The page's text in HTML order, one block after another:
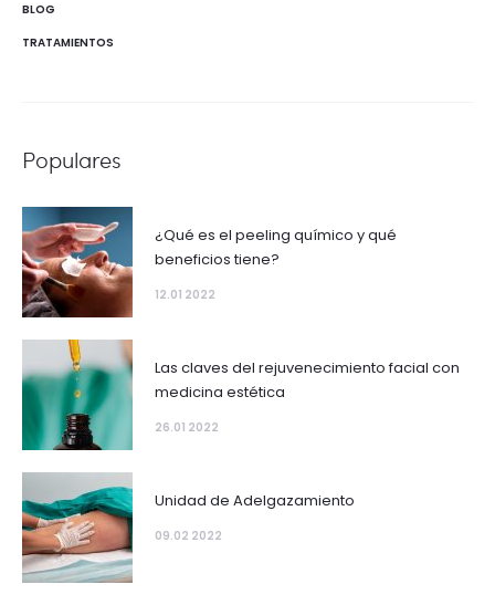
BLOG
TRATAMIENTOS
Populares
¿Qué es el peeling químico y qué
beneficios tiene?
12.01 2022
Las claves del rejuvenecimiento facial con
medicina estética
26.01 2022
Unidad de Adelgazamiento
09.02 2022